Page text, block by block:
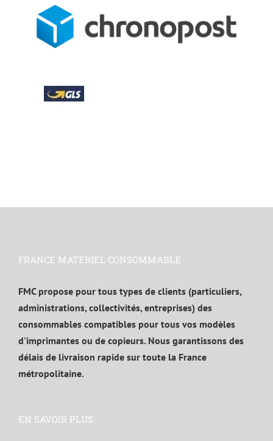
FRANCE MATÉRIEL CONSOMMABLE
FMC propose pour tous types de clients (particuliers,
administrations, collectivités, entreprises) des
consommables compatibles pour tous vos modèles
d'imprimantes ou de copieurs. Nous garantissons des
délais de livraison rapide sur toute la France
métropolitaine.
EN SAVOIR PLUS